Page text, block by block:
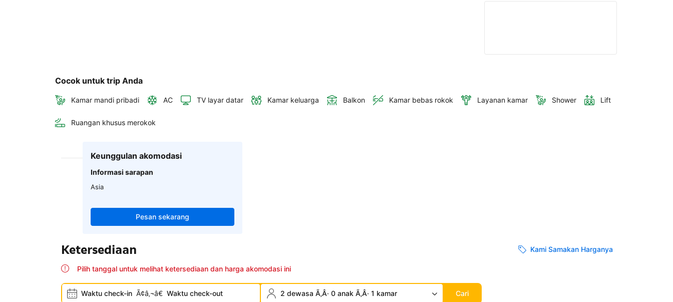
Cocok untuk trip Anda
Kamar mandi pribadi AC TV layar datar Kamar keluarga Balkon Kamar bebas rokok Layanan kamar Shower Lift
Ruangan khusus merokok
Keunggulan akomodasi
Informasi sarapan
Asia
Pesan sekarang
Ketersediaan Kami Samakan Harganya
Pilih tanggal untuk melihat ketersediaan dan harga akomodasi ini
Waktu check-in Ã¢â‚¬â€ Waktu check-out 2 dewasa Ã‚Â· 0 anak Ã‚Â· 1 kamar Cari